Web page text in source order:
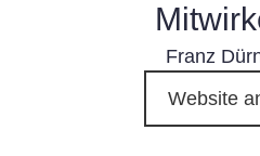
Franz
Website